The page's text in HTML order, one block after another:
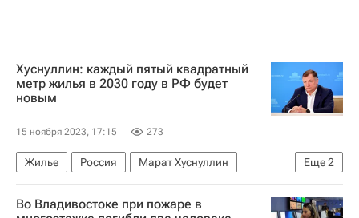
Хуснуллин: каждый пятый квадратный
метр жилья в 2030 году в РФ будет
новым
15 ноября 2023, 17:15 273
Еще2
Жилье Россия
Марат Хуснуллин
Владимир Путин
Строительство
Во Владивостоке при пожаре в